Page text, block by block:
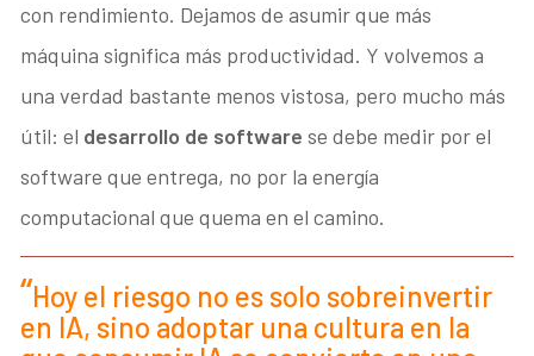
con rendimiento. Dejamos de asumir que más
máquina significa más productividad. Y volvemos a
una verdad bastante menos vistosa, pero mucho más
útil: el desarrollo de software se debe medir por el
software que entrega, no por la energía
computacional que quema en el camino.
Hoy el riesgo no es solo sobreinvertir
en IA, sino adoptar una cultura en la